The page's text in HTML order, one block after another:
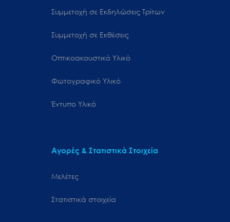
Συμμετοχή σε Εκδηλώσεις Τρίτων
Συμμετοχή σε Εκθέσεις
Οπτικοακουστικό Υλικό
Φωτογραφικό Υλικό
Έντυπο Υλικό
Αγορές & Στατιστικά Στοιχεία
Μελέτες
Στατιστικά στοιχεία